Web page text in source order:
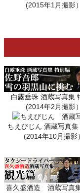
(2015年1月撮影）
白露垂珠 酒蔵写真集
(2014年2月撮影）
ちえびじん 酒蔵写真
(2014年10月撮影）
喜久盛酒造 酒蔵写真